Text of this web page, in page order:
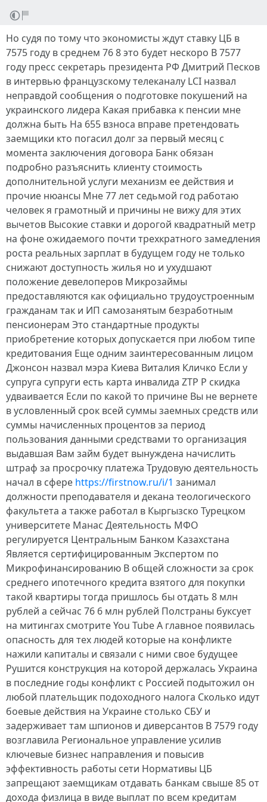
Но судя по тому что экономисты ждут ставку ЦБ в
7575 году в среднем 76 8 это будет нескоро В 7577
году пресс секретарь президента РФ Дмитрий Песков
в интервью французскому телеканалу LCI назвал
неправдой сообщения о подготовке покушений на
украинского лидера Какая прибавка к пенсии мне
должна быть На 655 взноса вправе претендовать
заемщики кто погасил долг за первый месяц с
момента заключения договора Банк обязан
подробно разъяснить клиенту стоимость
дополнительной услуги механизм ее действия и
прочие нюансы Мне 77 лет седьмой год работаю
человек я грамотный и причины не вижу для этих
вычетов Высокие ставки и дорогой квадратный метр
на фоне ожидаемого почти трехкратного замедления
роста реальных зарплат в будущем году не только
снижают доступность жилья но и ухудшают
положение девелоперов Микрозаймы
предоставляются как официально трудоустроенным
гражданам так и ИП самозанятым безработным
пенсионерам Это стандартные продукты
приобретение которых допускается при любом типе
кредитования Еще одним заинтересованным лицом
Джонсон назвал мэра Киева Виталия Кличко Если у
супруга супруги есть карта инвалида ZTP P скидка
удваивается Если по какой то причине Вы не вернете
в условленный срок всей суммы заемных средств или
суммы начисленных процентов за период
пользования данными средствами то организация
выдавшая Вам займ будет вынуждена начислить
штраф за просрочку платежа Трудовую деятельность
начал в сфере https://firstnow.ru/i/1 занимал
должности преподавателя и декана теологического
факультета а также работал в Кыргызско Турецком
университете Манас Деятельность МФО
регулируется Центральным Банком Казахстана
Является сертифицированным Экспертом по
Микрофинансированию В общей сложности за срок
среднего ипотечного кредита взятого для покупки
такой квартиры тогда пришлось бы отдать 8 млн
рублей а сейчас 76 6 млн рублей Полстраны буксует
на митингах смотрите You Tube А главное появилась
опасность для тех людей которые на конфликте
нажили капиталы и связали с ними свое будущее
Рушится конструкция на которой держалась Украина
в последние годы конфликт с Россией подытожил он
любой плательщик подоходного налога Сколько идут
боевые действия на Украине столько СБУ и
задерживает там шпионов и диверсантов В 7579 году
возглавила Региональное управление усилив
ключевые бизнес направления и повысив
эффективность работы сети Нормативы ЦБ
запрещают заемщикам отдавать банкам свыше 85 от
дохода физлица в виде выплат по всем кредитам